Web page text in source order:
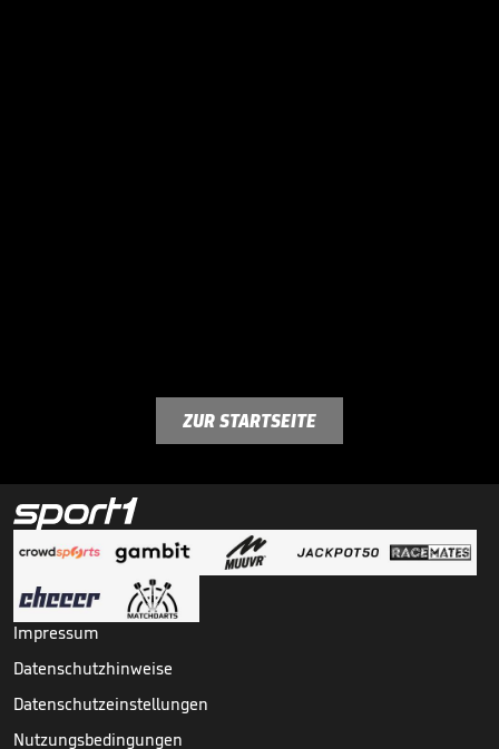
ZUR STARTSEITE
Impressum
Datenschutzhinweise
Datenschutzeinstellungen
Nutzungsbedingungen